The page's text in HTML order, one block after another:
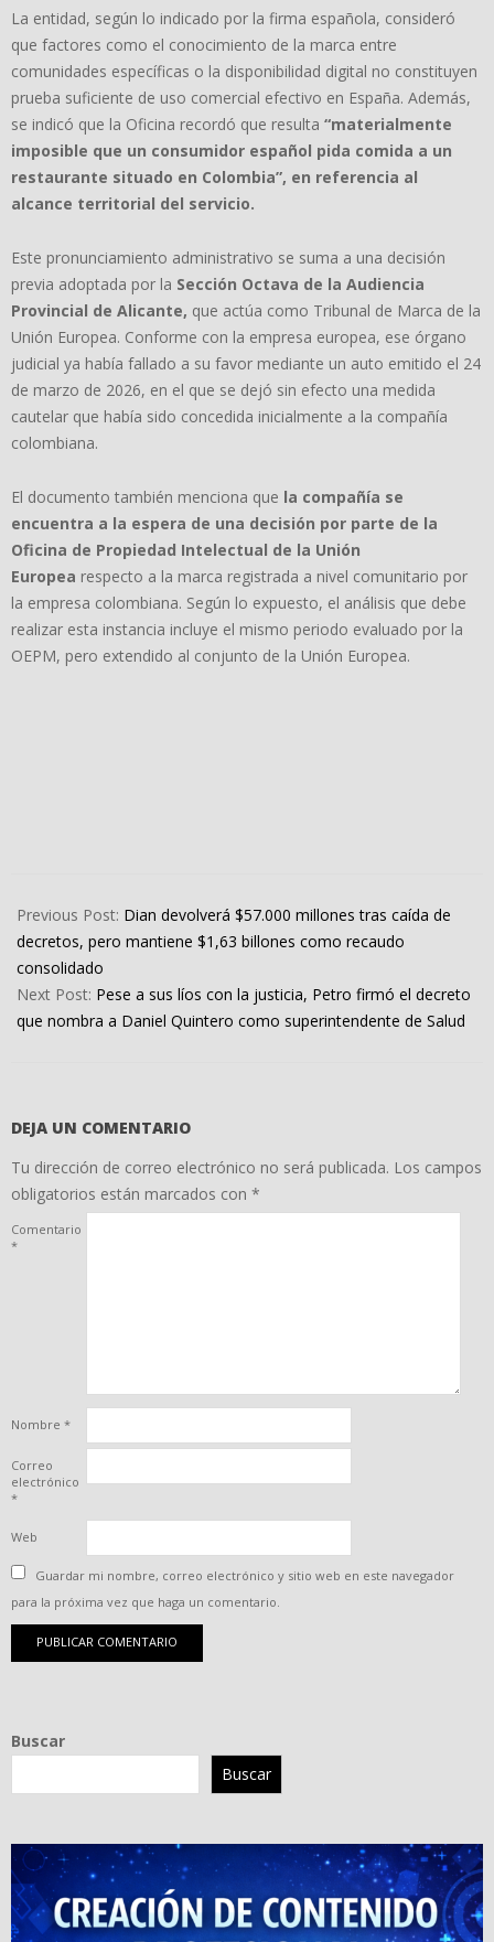
La entidad, según lo indicado por la firma española, consideró
que factores como el conocimiento de la marca entre
comunidades específicas o la disponibilidad digital no constituyen
prueba suficiente de uso comercial efectivo en España. Además,
se indicó que la Oficina recordó que resulta “materialmente
imposible que un consumidor español pida comida a un
restaurante situado en Colombia”, en referencia al
alcance territorial del servicio.
Este pronunciamiento administrativo se suma a una decisión
previa adoptada por la Sección Octava de la Audiencia
Provincial de Alicante, que actúa como Tribunal de Marca de la
Unión Europea. Conforme con la empresa europea, ese órgano
judicial ya había fallado a su favor mediante un auto emitido el 24
de marzo de 2026, en el que se dejó sin efecto una medida
cautelar que había sido concedida inicialmente a la compañía
colombiana.
El documento también menciona que la compañía se
encuentra a la espera de una decisión por parte de la
Oficina de Propiedad Intelectual de la Unión
Europea respecto a la marca registrada a nivel comunitario por
la empresa colombiana. Según lo expuesto, el análisis que debe
realizar esta instancia incluye el mismo periodo evaluado por la
OEPM, pero extendido al conjunto de la Unión Europea.
04-
27
Previous Post: Dian devolverá $57.000 millones tras caída de
decretos, pero mantiene $1,63 billones como recaudo
consolidado
Next Post: Pese a sus líos con la justicia, Petro firmó el decreto
que nombra a Daniel Quintero como superintendente de Salud
DEJA UN COMENTARIO
Tu dirección de correo electrónico no será publicada. Los campos
obligatorios están marcados con *
Comentario
*
Nombre *
Correo
electrónico
*
Web
Guardar mi nombre, correo electrónico y sitio web en este navegador
para la próxima vez que haga un comentario.
Buscar
Buscar